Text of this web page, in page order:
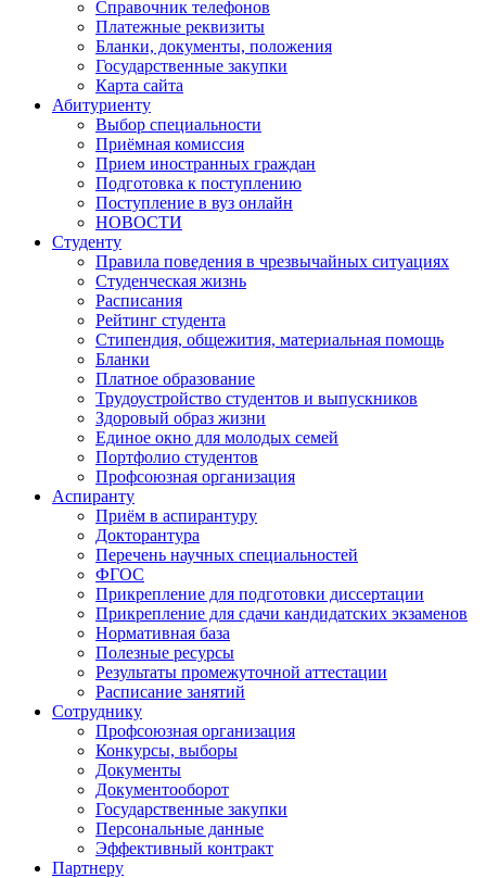
Справочник телефонов
Платежные реквизиты
Бланки, документы, положения
Государственные закупки
Карта сайта
Абитуриенту
Выбор специальности
Приёмная комиссия
Прием иностранных граждан
Подготовка к поступлению
Поступление в вуз онлайн
НОВОСТИ
Студенту
Правила поведения в чрезвычайных ситуациях
Студенческая жизнь
Расписания
Рейтинг студента
Стипендия, общежития, материальная помощь
Бланки
Платное образование
Трудоустройство студентов и выпускников
Здоровый образ жизни
Единое окно для молодых семей
Портфолио студентов
Профсоюзная организация
Аспиранту
Приём в аспирантуру
Докторантура
Перечень научных специальностей
ФГОС
Прикрепление для подготовки диссертации
Прикрепление для сдачи кандидатских экзаменов
Нормативная база
Полезные ресурсы
Результаты промежуточной аттестации
Расписание занятий
Сотруднику
Профсоюзная организация
Конкурсы, выборы
Документы
Документооборот
Государственные закупки
Персональные данные
Эффективный контракт
Партнеру